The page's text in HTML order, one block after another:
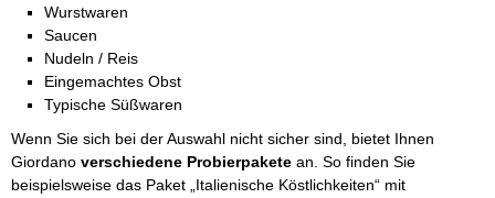
Wurstwaren
Saucen
Nudeln / Reis
Eingemachtes Obst
Typische Süßwaren
Wenn Sie sich bei der Auswahl nicht sicher sind, bietet Ihnen
Giordano verschiedene Probierpakete an. So finden Sie
beispielsweise das Paket „Italienische Köstlichkeiten“ mit